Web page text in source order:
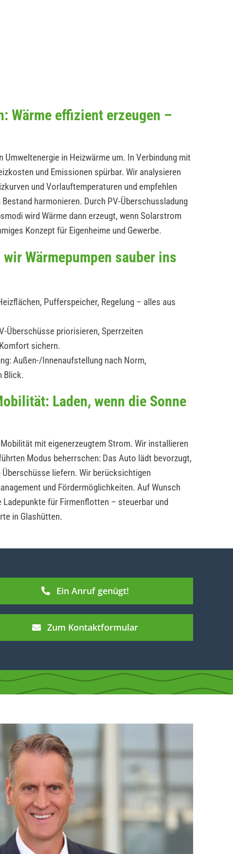
Wärme effizient erzeugen –
Umweltenergie in Heizwärme um. In Verbindung mit
und Emissionen spürbar. Wir analysieren
und Vorlauftemperaturen und empfehlen
harmonieren. Durch PV-Überschussladung
wird Wärme dann erzeugt, wenn Solarstrom
Konzept für Eigenheime und Gewerbe.
Wärmepumpen sauber ins
Pufferspeicher, Regelung – alles aus
Überschüsse priorisieren, Sperrzeiten
sichern.
Außen-/Innenaufstellung nach Norm,
Blick.
Laden, wenn die Sonne
mit eigenerzeugtem Strom. Wir installieren
Modus beherrschen: Das Auto lädt bevorzugt,
liefern. Wir berücksichtigen
und Fördermöglichkeiten. Auf Wunsch
Ladepunkte für Firmenflotten – steuerbar und
in Glashütten.
Ein Anruf genügt!
Zum Kontaktformular